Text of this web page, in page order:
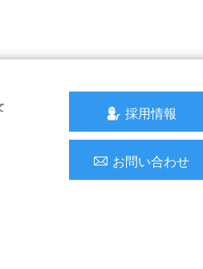
採用情報
お問い合わせ